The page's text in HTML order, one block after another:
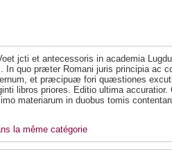
jcti et antecessoris in academia
In quo præter Romani juris principia ac
et præcipuæ fori quæstiones
libros priores. Editio ultima accuratior.
materiarum in duobus tomis
la même catégorie